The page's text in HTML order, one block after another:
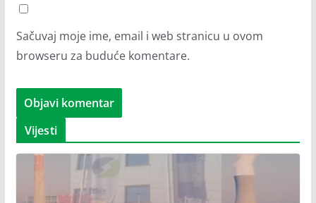
Sačuvaj moje ime, email i web stranicu u ovom
browseru za buduće komentare.
Vijesti